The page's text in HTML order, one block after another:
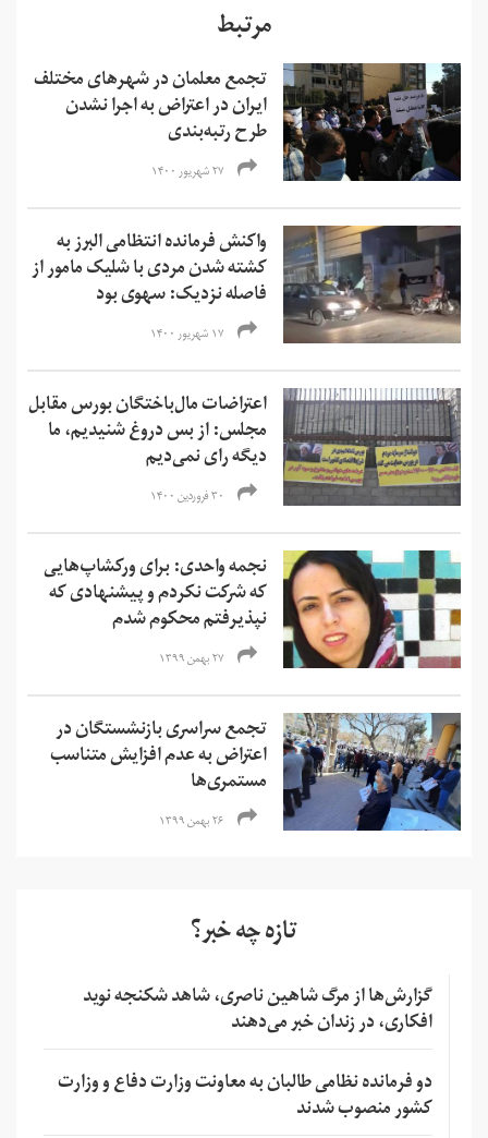
مرتبط
تجمع معلمان در شهرهای مختلف
ایران در اعتراض به اجرا نشدن
طرح رتبه‌بندی
۲۷ شهریور ۱۴۰۰
واکنش فرمانده انتظامی البرز به
کشته شدن مردی با شلیک مامور از
فاصله نزدیک: سهوی بود
۱۷ شهریور ۱۴۰۰
اعتراضات مال‌باختگان بورس مقابل
مجلس: از بس دروغ شنیدیم، ما
دیگه رای نمی‌دیم
۳۰ فروردین ۱۴۰۰
نجمه واحدی: برای ورکشاپ‌هایی
که شرکت نکردم و پیشنهادی که
نپذیرفتم محکوم شدم
۲۷ بهمن ۱۳۹۹
تجمع سراسری بازنشستگان در
اعتراض به عدم افزایش متناسب
مستمری‌ها
۲۶ بهمن ۱۳۹۹
تازه چه خبر؟
گزارش‌ها از مرگ شاهین ناصری، شاهد شکنجه نوید
افکاری، در زندان خبر می‌دهند
دو فرمانده نظامی طالبان به معاونت وزارت دفاع و وزارت
کشور منصوب شدند